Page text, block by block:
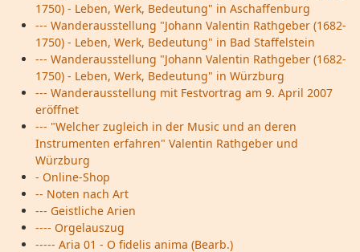
1750) - Leben, Werk, Bedeutung" in Aschaffenburg
--- Wanderausstellung "Johann Valentin Rathgeber (1682-
1750) - Leben, Werk, Bedeutung" in Bad Staffelstein
--- Wanderausstellung "Johann Valentin Rathgeber (1682-
1750) - Leben, Werk, Bedeutung" in Würzburg
--- Wanderausstellung mit Festvortrag am 9. April 2007
eröffnet
--- "Welcher zugleich in der Music und an deren
Instrumenten erfahren" Valentin Rathgeber und
Würzburg
- Online-Shop
-- Noten nach Art
--- Geistliche Arien
---- Orgelauszug
----- Aria 01 - O fidelis anima (Bearb.)